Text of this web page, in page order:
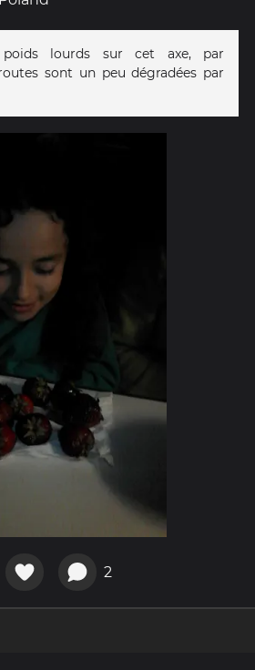
poids lourds sur cet axe, par
sont un peu dégradées par
2